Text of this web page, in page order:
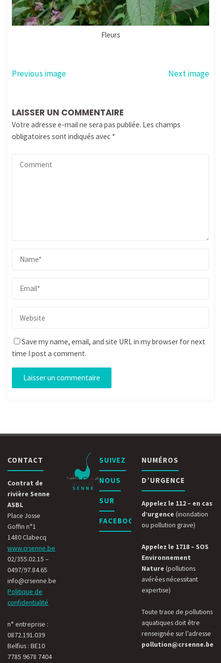
Fleurs
Previous image Next image
LAISSER UN COMMENTAIRE
Votre adresse e-mail ne sera pas publiée. Les champs
obligatoires sont indiqués avec *
Save my name, email, and site URL in my browser for next
time I post a comment.
CONTACT
Contrat de
rivière Senne
ASBL
Place Josse
Goffin n°1
1480 Clabecq
www.crsenne.be
02/355.02.15 –
0497/97.84.65
info@crsenne.be
Politique de
confidentialité
n° entreprise :
0872.191.039
Belfius : BE10
7785 9678 7404
SUIVEZ
NOUS
SUR
FACEBOOK
NUMÉROS
D’URGENCE
Appelez le 112 – en cas
d’urgence (inondation
ou pollution grave)
Appelez le 1718 – SOS
Environnement
Nature (pollutions
avérées nécessitant
expertise)
Toute trace de pollutions
aquatiques doit être
renseignée sur l’adresse
pollution@crsenne.be